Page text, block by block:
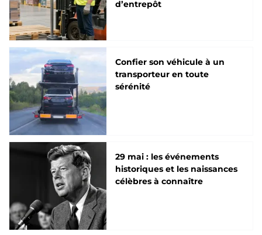
d’entrepôt
Confier son véhicule à un
transporteur en toute
sérénité
29 mai : les événements
historiques et les naissances
célèbres à connaître